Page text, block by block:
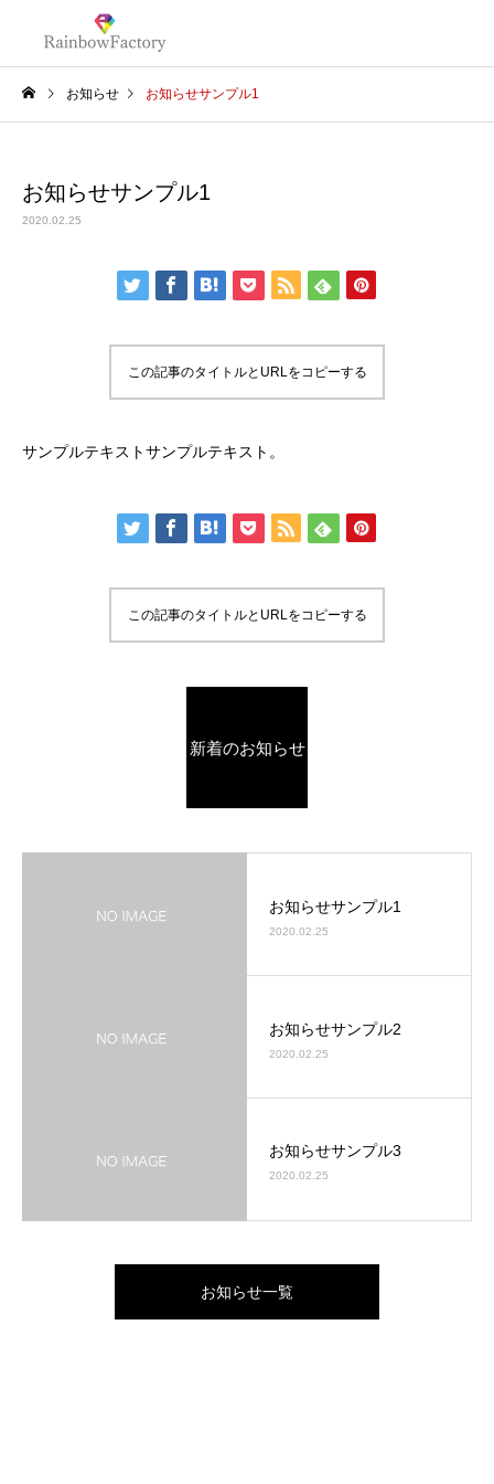
お知らせ お知らせサンプル1
お知らせサンプル1
2020.02.25
この記事のタイトルとURLをコピーする
サンプルテキストサンプルテキスト。
この記事のタイトルとURLをコピーする
新着のお知らせ
お知らせサンプル1
2020.02.25
お知らせサンプル2
2020.02.25
お知らせサンプル3
2020.02.25
お知らせ一覧